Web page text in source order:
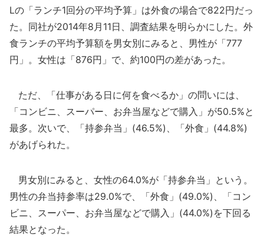
Lの「ランチ1回分の平均予算」は外食の場合で822円だっ
た。同社が2014年8月11日、調査結果を明らかにした。外
食ランチの平均予算額を男女別にみると、男性が「777
円」。女性は「876円」で、約100円の差があった。
ただ、「仕事がある日に何を食べるか」の問いには、
「コンビニ、スーパー、お弁当屋などで購入」が50.5%と
最多。次いで、「持参弁当」(46.5%)、「外食」(44.8%)
があげられた。
男女別にみると、女性の64.0%が「持参弁当」という。
男性の弁当持参率は29.0%で、「外食」(49.0%)、「コン
ビニ、スーパー、お弁当屋などで購入」(44.0%)を下回る
結果となった。